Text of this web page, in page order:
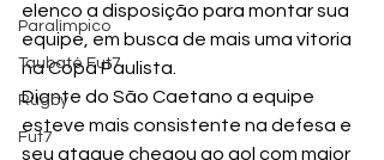
Paralímpico
Taubaté Fut7
Rugby
Fut7
elenco a disposição para montar sua
equipe, em busca de mais uma vitoria
na Copa Paulista.
Diante do São Caetano a equipe
esteve mais consistente na defesa e
seu ataque chegou ao gol com maior